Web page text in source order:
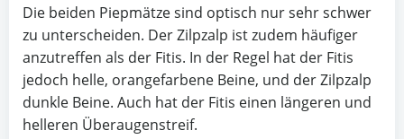
Die beiden Piepmätze sind optisch nur sehr schwer
zu unterscheiden. Der Zilpzalp ist zudem häufiger
anzutreffen als der Fitis. In der Regel hat der Fitis
jedoch helle, orangefarbene Beine, und der Zilpzalp
dunkle Beine. Auch hat der Fitis einen längeren und
helleren Überaugenstreif.